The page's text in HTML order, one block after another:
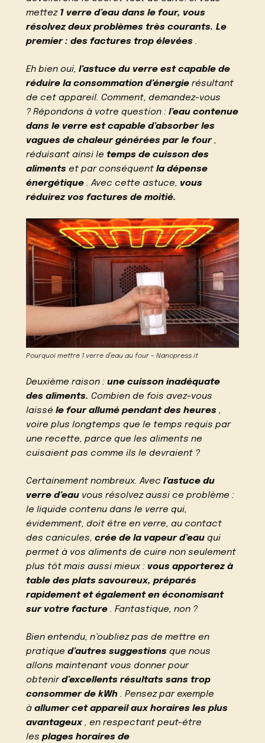
mettez 1 verre d’eau dans le four, vous
résolvez deux problèmes très courants. Le
premier : des factures trop élevées .
Eh bien oui,l’astuce du verre est capable de
réduire la consommation d’énergie résultant
de cet appareil. Comment, demandez-vous
? Répondons à votre question :l’eau contenue
dans le verre est capable d’absorber les
vagues de chaleur générées par le four,
réduisant ainsi letemps de cuisson des
aliments et par conséquentla dépense
énergétique . Avec cette astuce, vous
réduirez vos factures de moitié.
Pourquoi mettre 1 verre d’eau au four – Nanopress.it
Deuxième raison :une cuisson inadéquate
des aliments.Combien de fois avez-vous
laisséle four allumé pendant des heures ,
voire plus longtemps que le temps requis par
une recette, parce que les aliments ne
cuisaient pas comme ils le devraient ?
Certainement nombreux. Avecl’astuce du
verre d’eau vous résolvez aussi ce problème :
le liquide contenu dans le verre qui,
évidemment, doit être en verre, au contact
des canicules,crée de la vapeur d’eau qui
permet à vos aliments de cuire non seulement
plus tôt mais aussi mieux : vous apporterez à
table des plats savoureux, préparés
rapidement et également en économisant
sur votre facture . Fantastique, non ?
Bien entendu, n’oubliez pas de mettre en
pratiqued’autres suggestions que nous
allons maintenant vous donner pour
obtenird’excellents résultats sans trop
consommer de kWh . Pensez par exemple
àallumer cet appareil aux horaires les plus
avantageux, en respectant peut-être
lesplages horaires de